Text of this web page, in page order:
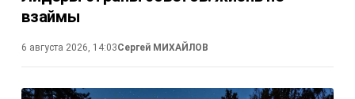
взаймы
6 августа 2026, 14:03Сергей МИХАЙЛОВ